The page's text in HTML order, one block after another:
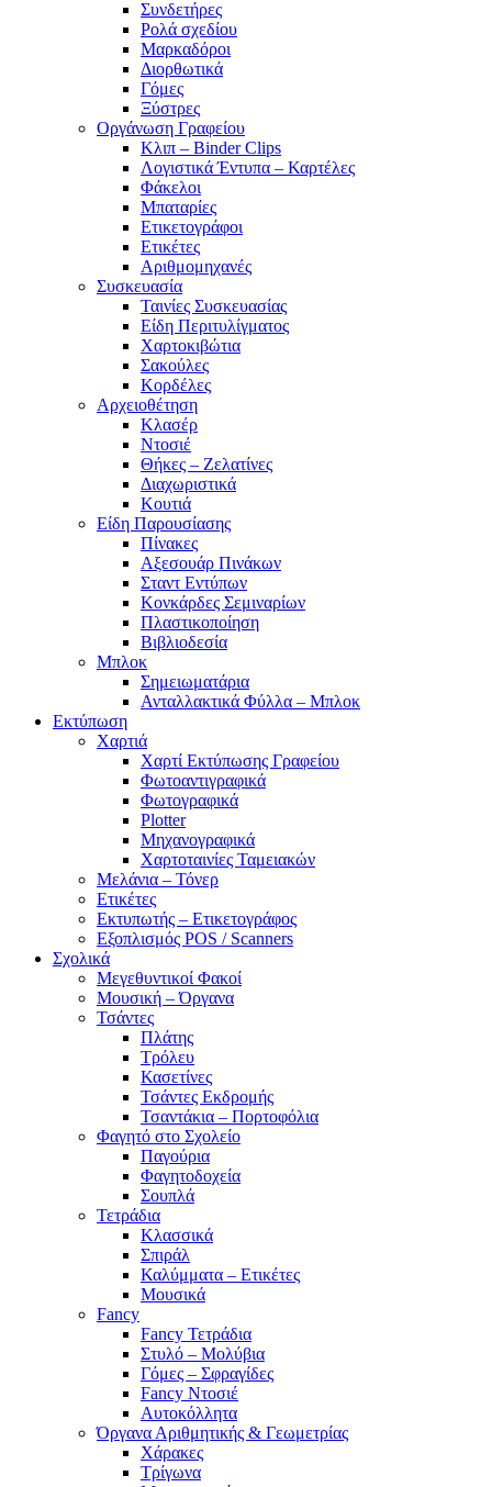
Συνδετήρες
Ρολά σχεδίου
Μαρκαδόροι
Διορθωτικά
Γόμες
Ξύστρες
Οργάνωση Γραφείου
Κλιπ – Binder Clips
Λογιστικά Έντυπα – Καρτέλες
Φάκελοι
Μπαταρίες
Ετικετογράφοι
Ετικέτες
Αριθμομηχανές
Συσκευασία
Ταινίες Συσκευασίας
Είδη Περιτυλίγματος
Χαρτοκιβώτια
Σακούλες
Κορδέλες
Αρχειοθέτηση
Κλασέρ
Ντοσιέ
Θήκες – Ζελατίνες
Διαχωριστικά
Κουτιά
Είδη Παρουσίασης
Πίνακες
Αξεσουάρ Πινάκων
Σταντ Εντύπων
Κονκάρδες Σεμιναρίων
Πλαστικοποίηση
Βιβλιοδεσία
Μπλοκ
Σημειωματάρια
Ανταλλακτικά Φύλλα – Μπλοκ
Εκτύπωση
Χαρτιά
Χαρτί Εκτύπωσης Γραφείου
Φωτοαντιγραφικά
Φωτογραφικά
Plotter
Μηχανογραφικά
Χαρτοταινίες Ταμειακών
Μελάνια – Τόνερ
Ετικέτες
Εκτυπωτής – Ετικετογράφος
Εξοπλισμός POS / Scanners
Σχολικά
Μεγεθυντικοί Φακοί
Μουσική – Όργανα
Τσάντες
Πλάτης
Τρόλευ
Κασετίνες
Τσάντες Εκδρομής
Τσαντάκια – Πορτοφόλια
Φαγητό στο Σχολείο
Παγούρια
Φαγητοδοχεία
Σουπλά
Τετράδια
Κλασσικά
Σπιράλ
Καλύμματα – Ετικέτες
Μουσικά
Fancy
Fancy Τετράδια
Στυλό – Μολύβια
Γόμες – Σφραγίδες
Fancy Ντοσιέ
Αυτοκόλλητα
Όργανα Αριθμητικής & Γεωμετρίας
Χάρακες
Τρίγωνα